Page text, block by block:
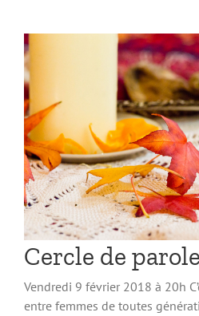
Cercle de
Vendredi 9 février 2018 à 20h
entre femmes de toutes